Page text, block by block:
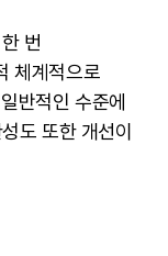
번
체계적으로
반적인 수준에
도 또한 개선이